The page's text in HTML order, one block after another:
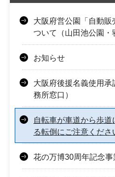
大阪府営公園「自動販
ついて（山田池公園・
お知らせ
大阪府後援名義使用
務所窓口）
自転車が車道から歩道
る転倒にご注意くださ
花の万博30周年記念事